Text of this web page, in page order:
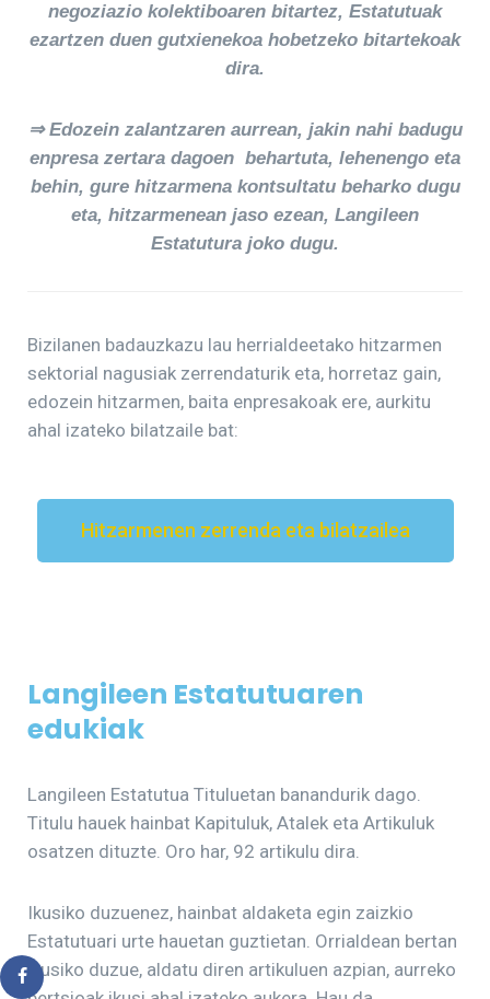
negoziazio kolektiboaren bitartez, Estatutuak
ezartzen duen gutxienekoa hobetzeko bitartekoak
dira.
⇒ Edozein zalantzaren aurrean, jakin nahi badugu
enpresa zertara dagoen behartuta, lehenengo eta
behin, gure hitzarmena kontsultatu beharko dugu
eta, hitzarmenean jaso ezean, Langileen
Estatutura joko dugu.
Bizilanen badauzkazu lau herrialdeetako hitzarmen
sektorial nagusiak zerrendaturik eta, horretaz gain,
edozein hitzarmen, baita enpresakoak ere, aurkitu
ahal izateko bilatzaile bat:
Hitzarmenen zerrenda eta bilatzailea
Langileen Estatutuaren
edukiak
Langileen Estatutua Tituluetan banandurik dago.
Titulu hauek hainbat Kapituluk, Atalek eta Artikuluk
osatzen dituzte. Oro har, 92 artikulu dira.
Ikusiko duzuenez, hainbat aldaketa egin zaizkio
Estatutuari urte hauetan guztietan. Orrialdean bertan
ikusiko duzue, aldatu diren artikuluen azpian, aurreko